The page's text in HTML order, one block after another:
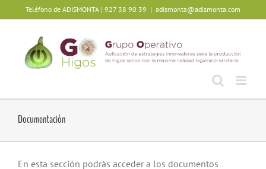
to
Teléfono de ADISMONTA | 927 38 90 39 | adismonta@adismonta.com
Documentación
En esta sección podrás acceder a los documentos